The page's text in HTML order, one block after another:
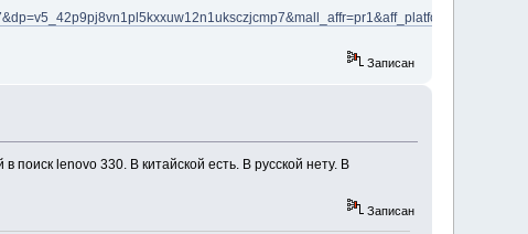
Записан
поиск lenovo 330. В китайской есть. В русской нету. В
Записан